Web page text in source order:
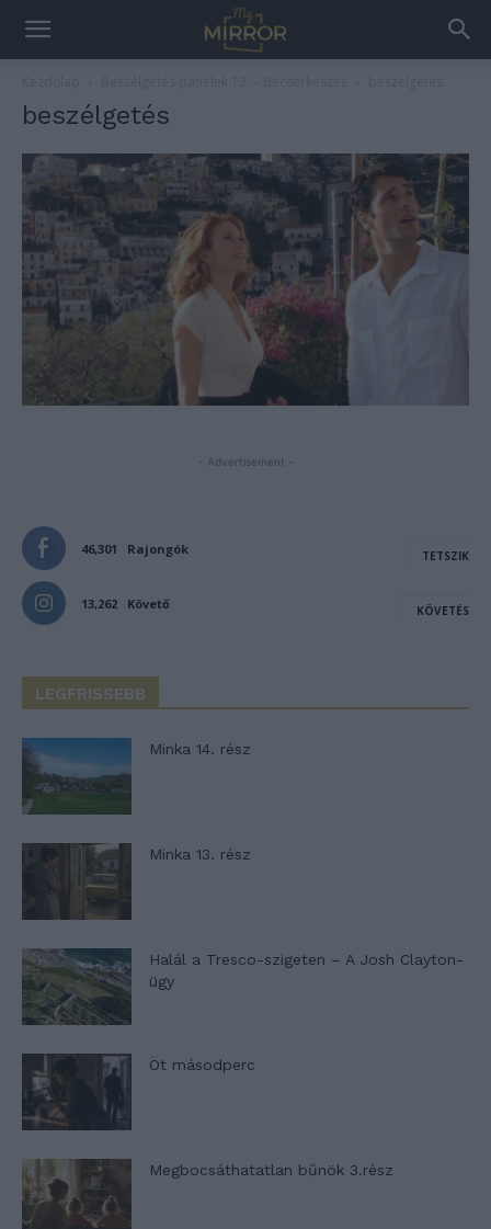
beszélgetés
- Advertisement -
46,301 Rajongók TETSZIK
13,262 Követő KÖVETÉS
LEGFRISSEBB
Minka 14. rész
Minka 13. rész
Halál a Tresco-szigeten – A Josh Clayton-
ügy
Öt másodperc
Megbocsáthatatlan bűnök 3.rész